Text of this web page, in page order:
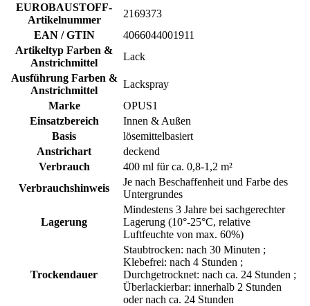
EUROBAUSTOFF-
Artikelnummer
2169373
EAN / GTIN
4066044001911
Artikeltyp Farben &
Anstrichmittel
Lack
Ausführung Farben &
Anstrichmittel
Lackspray
Marke
OPUS1
Einsatzbereich
Innen & Außen
Basis
lösemittelbasiert
Anstrichart
deckend
Verbrauch
400 ml für ca. 0,8-1,2 m²
Verbrauchshinweis
Je nach Beschaffenheit und Farbe des
Untergrundes
Lagerung
Mindestens 3 Jahre bei sachgerechter
Lagerung (10°-25°C, relative
Luftfeuchte von max. 60%)
Trockendauer
Staubtrocken: nach 30 Minuten ;
Klebefrei: nach 4 Stunden ;
Durchgetrocknet: nach ca. 24 Stunden ;
Überlackierbar: innerhalb 2 Stunden
oder nach ca. 24 Stunden